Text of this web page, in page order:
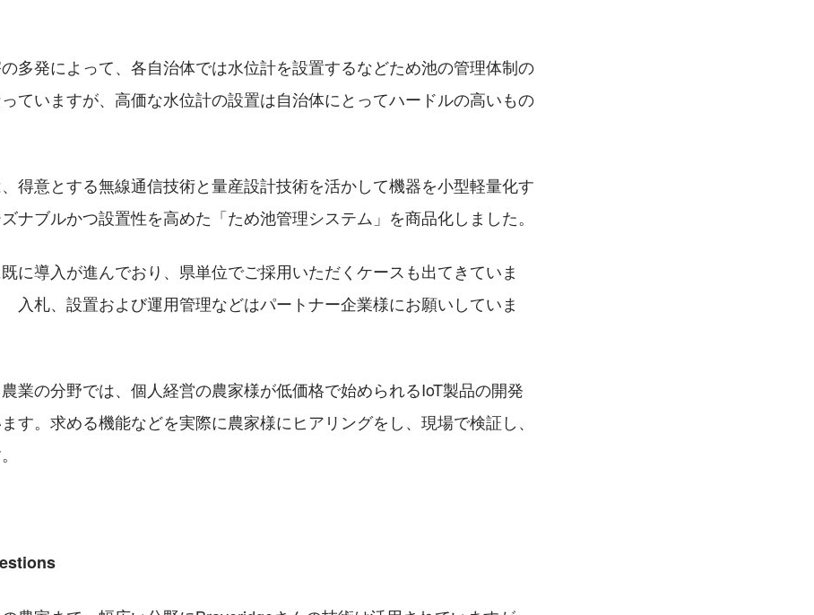
多発によって、各自治体では水位計を設置するなどため池の管理体制の
ていますが、高価な水位計の設置は自治体にとってハードルの高いもの
得意とする無線通信技術と量産設計技術を活かして機器を小型軽量化す
ナブルかつ設置性を高めた「ため池管理システム」を商品化しました。
に導入が進んでおり、県単位でご採用いただくケースも出てきていま
入札、設置および運用管理などはパートナー企業様にお願いしていま
業の分野では、個人経営の農家様が低価格で始められるIoT製品の開発
す。求める機能などを実際に農家様にヒアリングをし、現場で検証し、